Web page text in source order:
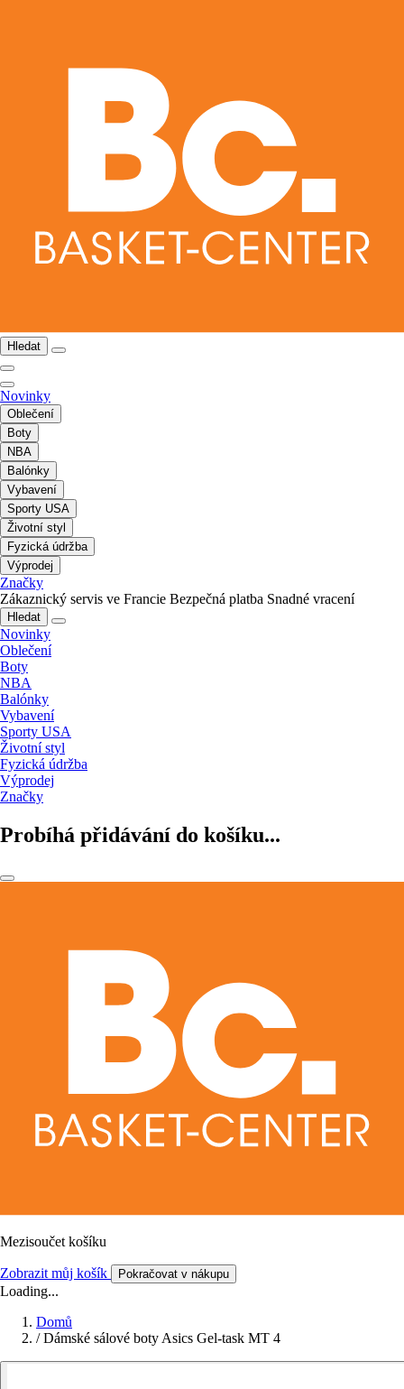
Hledat
Novinky
Oblečení
Boty
NBA
Balónky
Vybavení
Sporty USA
Životní styl
Fyzická údržba
Výprodej
Značky
Zákaznický servis ve Francie Bezpečná platba Snadné vracení
Hledat
Novinky
Oblečení
Boty
NBA
Balónky
Vybavení
Sporty USA
Životní styl
Fyzická údržba
Výprodej
Značky
Probíhá přidávání do košíku...
Mezisoučet košíku
Zobrazit můj košík Pokračovat v nákupu
Loading...
Domů
/ Dámské sálové boty Asics Gel-task MT 4